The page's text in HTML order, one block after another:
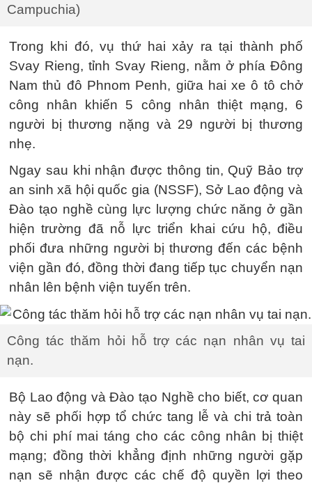
Campuchia)
Trong khi đó, vụ thứ hai xảy ra tại thành phố
Svay Rieng, tỉnh Svay Rieng, nằm ở phía Đông
Nam thủ đô Phnom Penh, giữa hai xe ô tô chở
công nhân khiến 5 công nhân thiệt mạng, 6
người bị thương nặng và 29 người bị thương
nhẹ.
Ngay sau khi nhận được thông tin, Quỹ Bảo trợ
an sinh xã hội quốc gia (NSSF), Sở Lao động và
Đào tạo nghề cùng lực lượng chức năng ở gần
hiện trường đã nỗ lực triển khai cứu hộ, điều
phối đưa những người bị thương đến các bệnh
viện gần đó, đồng thời đang tiếp tục chuyển nạn
nhân lên bệnh viện tuyến trên.
Công tác thăm hỏi hỗ trợ các nạn nhân vụ tai
nạn.
Bộ Lao động và Đào tạo Nghề cho biết, cơ quan
này sẽ phối hợp tổ chức tang lễ và chi trả toàn
bộ chi phí mai táng cho các công nhân bị thiệt
mạng; đồng thời khẳng định những người gặp
nạn sẽ nhận được các chế độ quyền lợi theo